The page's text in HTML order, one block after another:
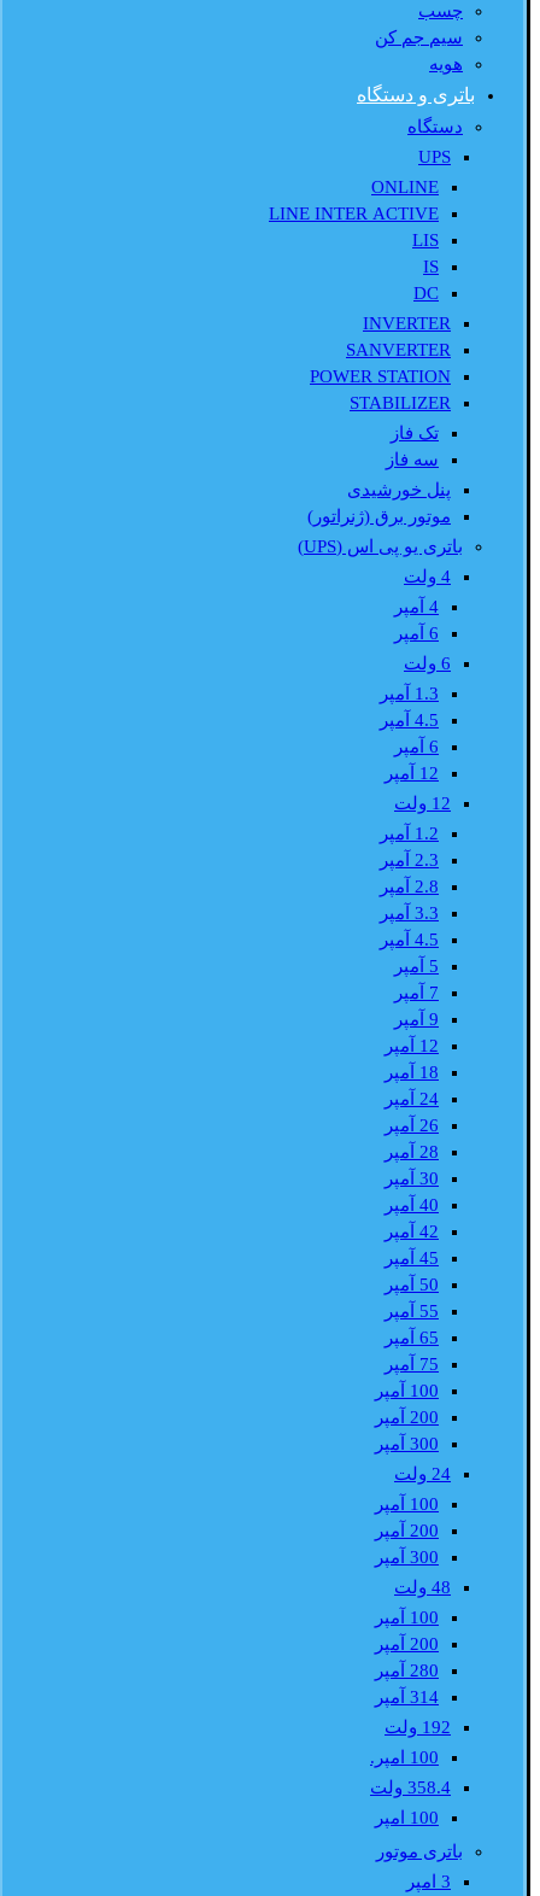
چسب
سیم جم کن
هویه
باتری و دستگاه
دستگاه
UPS
ONLINE
LINE INTER ACTIVE
LIS
IS
DC
INVERTER
SANVERTER
POWER STATION
STABILIZER
تک فاز
سه فاز
پنل خورشیدی
موتور برق (ژنراتور)
باتری یو پی اس (UPS)
4 ولت
4 آمپر
6 آمپر
6 ولت
1.3 آمپر
4.5 آمپر
6 آمپر
12 آمپر
12 ولت
1.2 آمپر
2.3 آمپر
2.8 آمپر
3.3 آمپر
4.5 آمپر
5 آمپر
7 آمپر
9 آمپر
12 آمپر
18 آمپر
24 آمپر
26 آمپر
28 آمپر
30 آمپر
40 آمپر
42 آمپر
45 آمپر
50 آمپر
55 آمپر
65 آمپر
75 آمپر
100 آمپر
200 آمپر
300 آمپر
24 ولت
100 آمپر
200 آمپر
300 آمپر
48 ولت
100 آمپر
200 آمپر
280 آمپر
314 آمپر
192 ولت
100 امپر.
358.4 ولت
100 امپر
باتری موتور
3 امپر